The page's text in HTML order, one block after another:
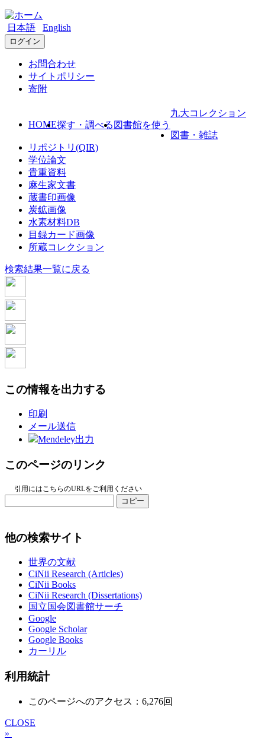
日本語 English
ログイン
お問合わせ
サイトポリシー
寄附
HOME探す・調べる 図書館を使う
九大コレクション
図書・雑誌
リポジトリ(QIR)
学位論文
貴重資料
麻生家文書
蔵書印画像
炭鉱画像
水素材料DB
目録カード画像
所蔵コレクション
検索結果一覧に戻る
この情報を出力する
印刷
メール送信
Mendeley出力
このページのリンク
引用にはこちらのURLをご利用ください
コピー
他の検索サイト
世界の文献
CiNii Research (Articles)
CiNii Books
CiNii Research (Dissertations)
国立国会図書館サーチ
Google
Google Scholar
Google Books
カーリル
利用統計
このページへのアクセス：6,276回
CLOSE
»